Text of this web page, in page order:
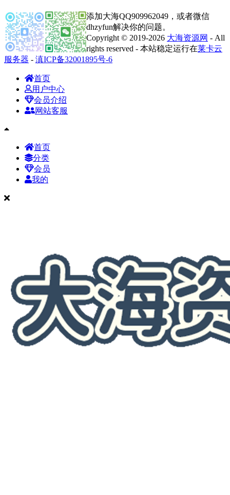
添加大海QQ909962049，或者微信
dhzyfun解决你的问题。
Copyright © 2019-2026 大海资源网 - All
rights reserved - 本站稳定运行在莱卡云
服务器 - 滇ICP备32001895号-6
首页
用户中心
会员介绍
网站客服
首页
分类
会员
我的